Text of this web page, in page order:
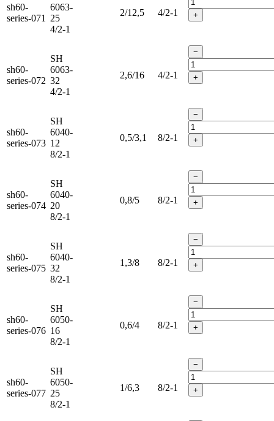
sh60-
series-071
6063-
25
4/2-1
2/12,5 4/2-1 +
sh60-
series-072
SH
6063-
32
4/2-1
2,6/16 4/2-1
−
+
sh60-
series-073
SH
6040-
12
8/2-1
0,5/3,1 8/2-1
−
+
sh60-
series-074
SH
6040-
20
8/2-1
0,8/5 8/2-1
−
+
sh60-
series-075
SH
6040-
32
8/2-1
1,3/8 8/2-1
−
+
sh60-
series-076
SH
6050-
16
8/2-1
0,6/4 8/2-1
−
+
sh60-
series-077
SH
6050-
25
8/2-1
1/6,3 8/2-1
−
+